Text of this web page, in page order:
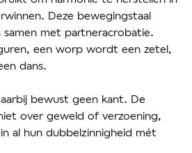
Deze bewegingstaal
samen met partneracrobatie.
een worp wordt een zetel,
dans.
bewust geen kant. De
over geweld of verzoening,
al hun dubbelzinnigheid mét